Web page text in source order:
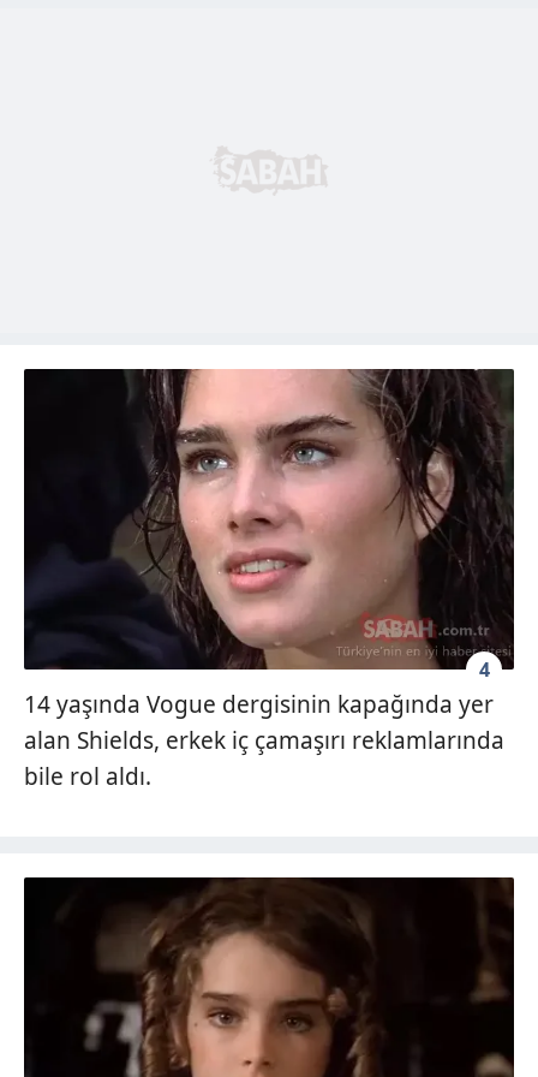
4
14 yaşında Vogue dergisinin kapağında yer
alan Shields, erkek iç çamaşırı reklamlarında
bile rol aldı.